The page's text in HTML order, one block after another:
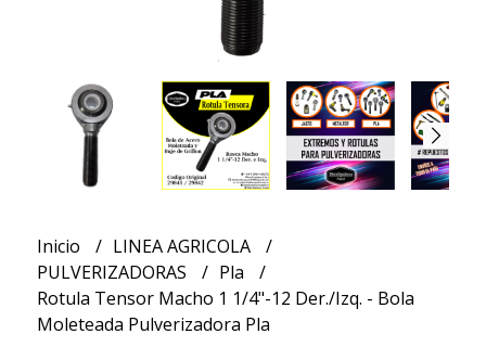
Inicio
LINEA AGRICOLA
PULVERIZADORAS
Pla
Rotula Tensor Macho 1 1/4"-12 Der./Izq. - Bola
Moleteada Pulverizadora Pla